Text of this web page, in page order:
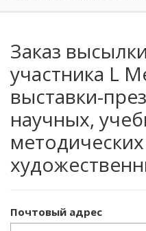
Заказ
участника L
выставки-
научных,
Почтовый адрес